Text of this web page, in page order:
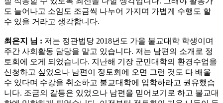
도 늘어나고 소임도 조금씩 나누어 가지며 가볍게 수행도 할
수 있을 거라고 생각합니다.
최은지 님 : 저는 정관법당 2018년도 가을 불교대학 학생이며
주간 사회활동 담당을 맡고 있습니다. 저는 남편의 소개로 정
토회에 오게 되었습니다. 지난해 기장 군민대학의 환경수업을
신청하고 싶었으나 남편이 정토회에 오면 그런 것도 다 배울
수 있다며 수강을 취소하고 불교대학에 입학하라고 권유했습
니다. 조금의 갈등은 있었으나 남편을 믿어보기로 하고 불교대